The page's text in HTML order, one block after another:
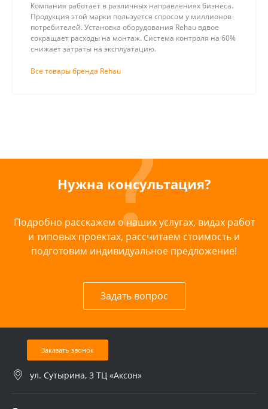
Компания работает в различных направлениях бизнеса.
Продукция этой марки пользуется спросом у миллионов
потребителей. Установка оборудования Rehau вдвое
сокращает расходы на монтаж. Система контроля на 60%
снижает затраты на эксплуатацию.
Все товары бренда Rehau
Нужна консультация?
Подробно расскажем о наших услугах, видах работ
и типовых проектах, рассчитаем стоимость и
подготовим индивидуальное предложение!
Задать вопрос
Заказать звонок
ул. Сутырина, 3 ТЦ «Аксон»